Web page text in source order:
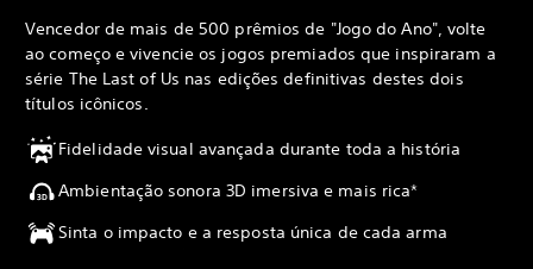
Vencedor de mais de 500 prêmios de "Jogo do Ano", volte
ao começo e vivencie os jogos premiados que inspiraram a
série The Last of Us nas edições definitivas destes dois
títulos icônicos.
Fidelidade visual avançada durante toda a história
Ambientação sonora 3D imersiva e mais rica*
Sinta o impacto e a resposta única de cada arma